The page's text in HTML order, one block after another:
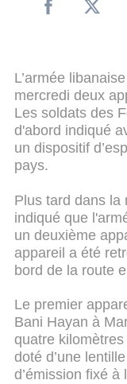
L’armée
mercredi deux
Les soldats des
d'abord indiqué
un dispositif
pays.
Plus tard dans la
indiqué que
un deuxième
appareil a été
bord de la route
Le premier
Bani Hayan à
quatre
doté d’une
d’émission fixé à